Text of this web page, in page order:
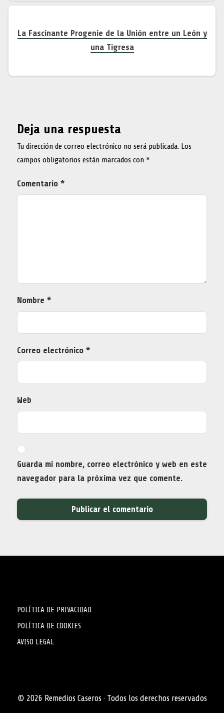
La Fascinante Progenie de la Unión entre un León y
una Tigresa
Deja una respuesta
Tu dirección de correo electrónico no será publicada. Los
campos obligatorios están marcados con *
Comentario *
Nombre *
Correo electrónico *
Web
Guarda mi nombre, correo electrónico y web en este
navegador para la próxima vez que comente.
POLÍTICA DE PRIVACIDAD
POLÍTICA DE COOKIES
AVISO LEGAL
© 2026 Remedios Caseros · Todos los derechos reservados